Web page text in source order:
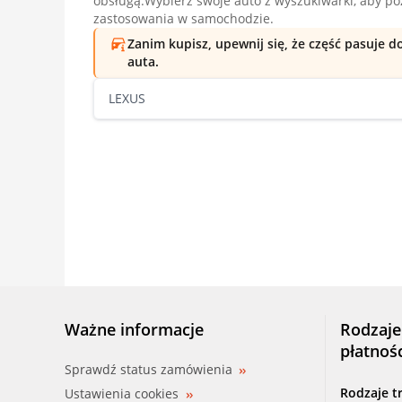
zastosowania w samochodzie.
Zanim kupisz, upewnij się, że część pasuje
auta.
LEXUS
Ważne informacje
Sprawdź status zamówienia
Ustawienia cookies
Rodzaje